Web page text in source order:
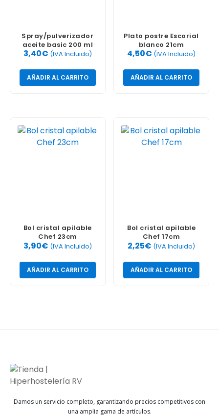
Spray/pulverizador
aceite basic 200 ml
3,40€ (IVA Incluido)
AÑADIR AL CARRITO
Plato postre Escorial
blanco 21cm
4,50€ (IVA Incluido)
AÑADIR AL CARRITO
Bol cristal apilable
Chef 23cm
3,90€ (IVA Incluido)
AÑADIR AL CARRITO
Bol cristal apilable
Chef 17cm
2,25€ (IVA Incluido)
AÑADIR AL CARRITO
Damos un servicio completo, garantizando precios competitivos con
una amplia gama de artículos.